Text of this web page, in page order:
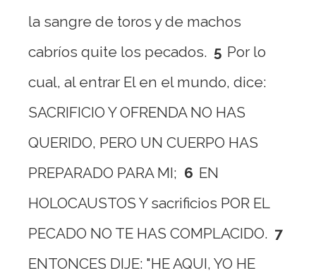
la sangre de toros y de machos
cabríos quite los pecados. 5 Por lo
cual, al entrar El en el mundo, dice:
SACRIFICIO Y OFRENDA NO HAS
QUERIDO, PERO UN CUERPO HAS
PREPARADO PARA MI; 6 EN
HOLOCAUSTOS Y sacrificios POR EL
PECADO NO TE HAS COMPLACIDO. 7
ENTONCES DIJE: "HE AQUI, YO HE